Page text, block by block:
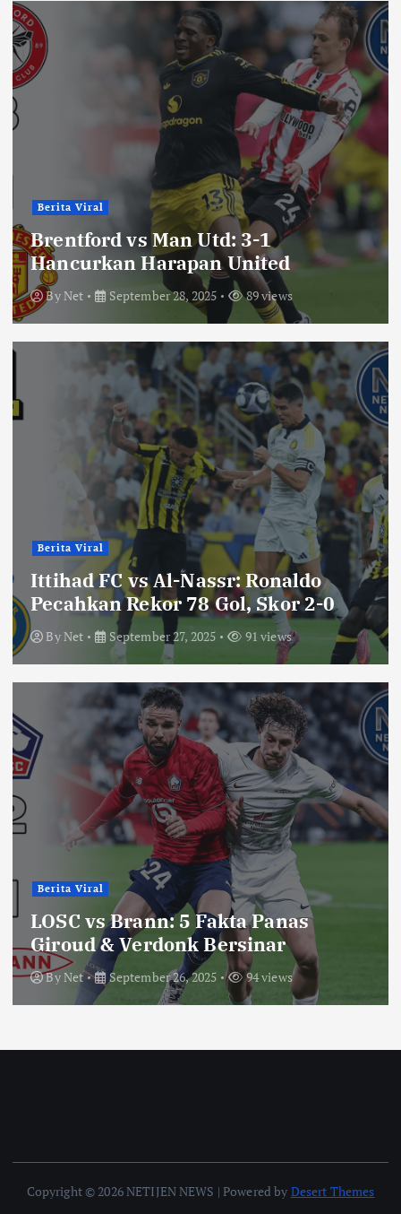
Berita Viral
Brentford vs Man Utd: 3-1
Hancurkan Harapan United
ByNet September 28, 2025 89 views
Berita Viral
Ittihad FC vs Al-Nassr: Ronaldo
Pecahkan Rekor 78 Gol, Skor 2-0
ByNet September 27, 2025 91 views
Berita Viral
LOSC vs Brann: 5 Fakta Panas
Giroud & Verdonk Bersinar
ByNet September 26, 2025 94 views
Copyright © 2026 NETIJEN NEWS | Powered by Desert Themes